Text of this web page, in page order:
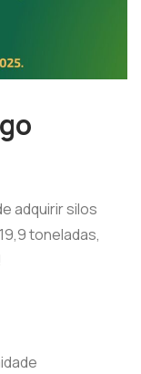
adquirir silos
toneladas,